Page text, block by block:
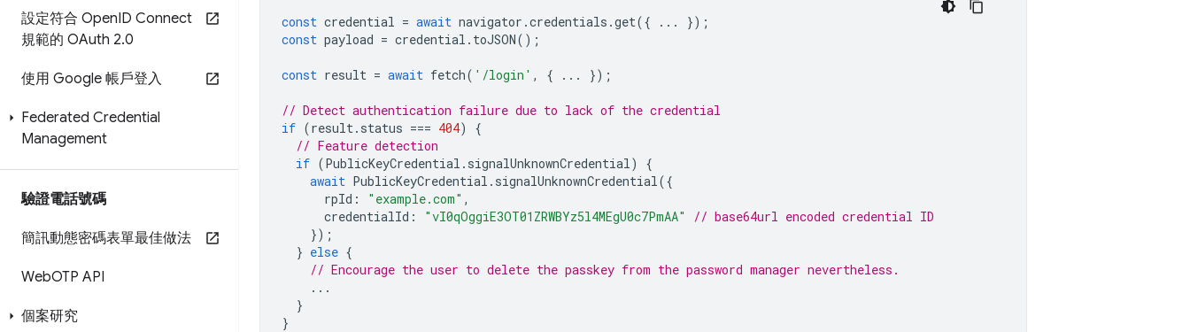
設定符合 OpenID Connect
規範的 OAuth 2.0
使用 Google 帳戶登入
Federated Credential
Management
驗證電話號碼
簡訊動態密碼表單最佳做法
WebOTP API
個案研究
const credential = await navigator .credentials .get({ ...
});
const payload = credential . toJSON();
const result = await fetch( '/login' , { ... });
// Detect authentication failure due to lack of the credential
if (result. status === 404)
{
// Feature detection
if (PublicKeyCredential . signalUnknownCredential)
{
await PublicKeyCredential . signalUnknownCredential({
rpId : "example.com" ,
credentialId : "vI0qOggiE3OT01ZRWBYz5l4MEgU0c7PmAA"
// base64url encoded credential ID
});
} else {
// Encourage the user to delete the passkey from the password manager nevertheless.
...
}
}